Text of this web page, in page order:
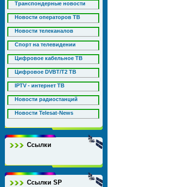
Транспондерные новости
Новости операторов ТВ
Новости телеканалов
Спорт на телевидении
Цифровое кабельное ТВ
Цифровое DVBT/T2 ТВ
IPTV - интернет ТВ
Новости радиостанций
Новости Telesat-News
Ссылки
Ссылки SP